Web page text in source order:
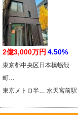
2億3,000万円 4.50%
東京都中央区日本橋蛎殻
町…
東京メトロ半… 水天宮前駅